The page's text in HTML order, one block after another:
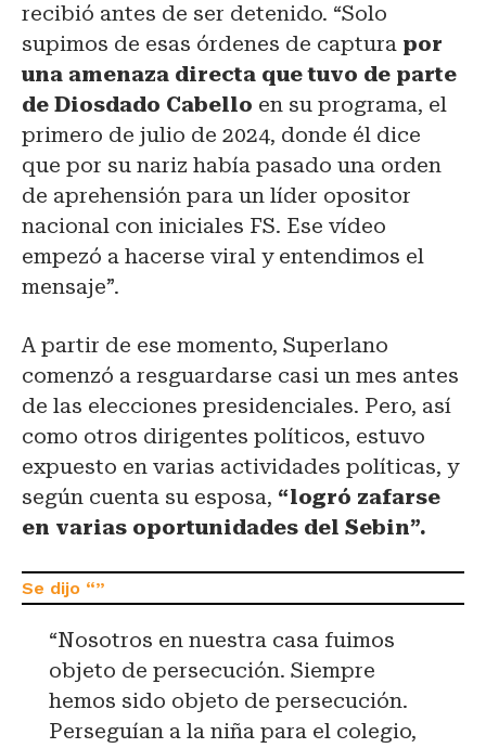
recibió antes de ser detenido. “Solo
supimos de esas órdenes de captura por
una amenaza directa que tuvo de parte
de Diosdado Cabello en su programa, el
primero de julio de 2024, donde él dice
que por su nariz había pasado una orden
de aprehensión para un líder opositor
nacional con iniciales FS. Ese vídeo
empezó a hacerse viral y entendimos el
mensaje”.
A partir de ese momento, Superlano
comenzó a resguardarse casi un mes antes
de las elecciones presidenciales. Pero, así
como otros dirigentes políticos, estuvo
expuesto en varias actividades políticas, y
según cuenta su esposa, “logró zafarse
en varias oportunidades del Sebin”.
“Nosotros en nuestra casa fuimos
objeto de persecución. Siempre
hemos sido objeto de persecución.
Perseguían a la niña para el colegio,